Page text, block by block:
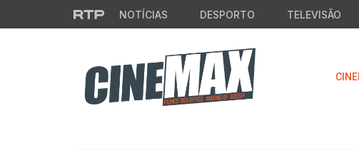
Saltar para o conteúdo principal
NOTÍCIAS DESPORTO TELEVISÃO